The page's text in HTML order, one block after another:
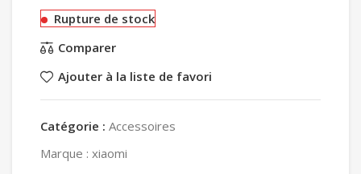
Rupture de stock
Comparer
Ajouter à la liste de favori
Catégorie : Accessoires
Marque : xiaomi